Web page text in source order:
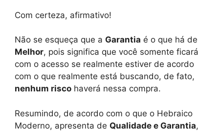
Com certeza, afirmativo!
Não se esqueça que a Garantia é o que há de
Melhor, pois significa que você somente ficará
com o acesso se realmente estiver de acordo
com o que realmente está buscando, de fato,
nenhum risco haverá nessa compra.
Resumindo, de acordo com o que o Hebraico
Moderno, apresenta de Qualidade e Garantia,